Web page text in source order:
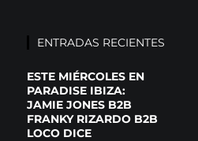
ENTRADAS RECIENTES
ESTE MIÉRCOLES EN
PARADISE IBIZA:
JAMIE JONES B2B
FRANKY RIZARDO B2B
LOCO DICE